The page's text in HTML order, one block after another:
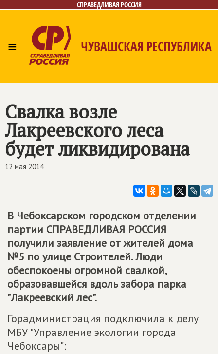
СПРАВЕДЛИВАЯ РОССИЯ
≡ ЧУВАШСКАЯ РЕСПУБЛИКА
Свалка возле
Лакреевского леса
будет ликвидирована
12 мая 2014
В Чебоксарском городском отделении
партии СПРАВЕДЛИВАЯ РОССИЯ
получили заявление от жителей дома
№5 по улице Строителей. Люди
обеспокоены огромной свалкой,
образовавшейся вдоль забора парка
"Лакреевский лес".
Горадминистрация подключила к делу
МБУ "Управление экологии города
Чебоксары":